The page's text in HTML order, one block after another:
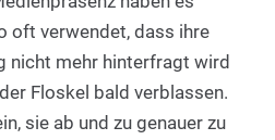
oft verwendet, dass ihre
nicht mehr hinterfragt wird
Floskel bald verblassen.
sie ab und zu genauer zu